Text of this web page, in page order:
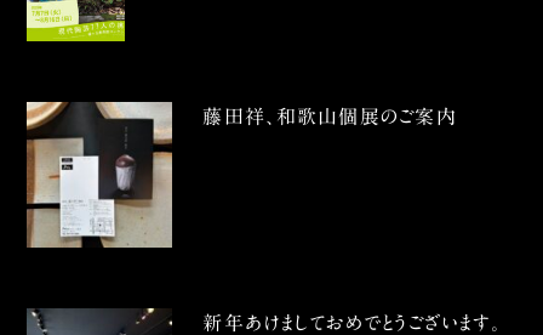
藤田祥、和歌山個展のご案内
新年あけましておめでとうございます。